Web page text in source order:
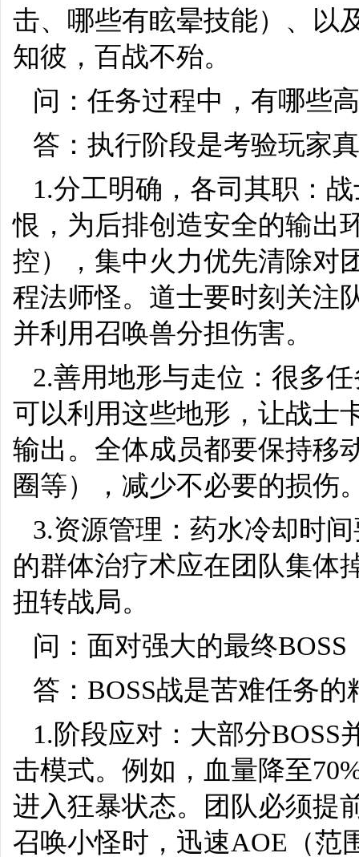
击、哪些有眩晕技能）、以
知彼，百战不殆。
问：任务过程中，有哪些
答：执行阶段是考验玩家
1.分工明确，各司其职：
恨，为后排创造安全的输出
控），集中火力优先清除对
程法师怪。道士要时刻关注
并利用召唤兽分担伤害。
2.善用地形与走位：很多
可以利用这些地形，让战士
输出。全体成员都要保持移
圈等），减少不必要的损伤
3.资源管理：药水冷却时
的群体治疗术应在团队集体
扭转战局。
问：面对强大的最终
答：BOSS战是苦难任务的
1.阶段应对：大部分
击模式。例如，血量降至
进入狂暴状态。团队必须提
召唤小怪时，迅速AOE（范